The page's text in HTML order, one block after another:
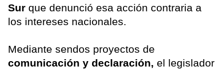
Sur que denunció esa acción contraria a
los intereses nacionales.
Mediante sendos proyectos de
comunicación y declaración, el legislador